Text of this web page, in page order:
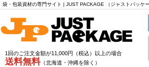
袋・包装資材の専門サイト | JUST PACKAGE （ジャストパッケー
1回のご注文金額が11,000円（税込）以上の場合
送料無料（北海道・沖縄を除く）